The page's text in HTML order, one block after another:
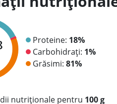
Proteine: 18%
Carbohidrați: 1%
Grăsimi: 81%
nutriționale pentru 100 g